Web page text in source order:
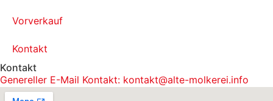
Vorverkauf
Kontakt
Kontakt
Genereller E-Mail Kontakt: kontakt@alte-molkerei.info